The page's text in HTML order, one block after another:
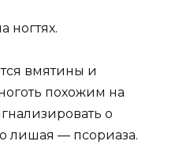
ногтях.
вмятины и
похожим на
о
лишая — псориаза.